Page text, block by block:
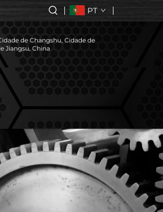
PT
de Changshu, Cidade de
Jiangsu, China